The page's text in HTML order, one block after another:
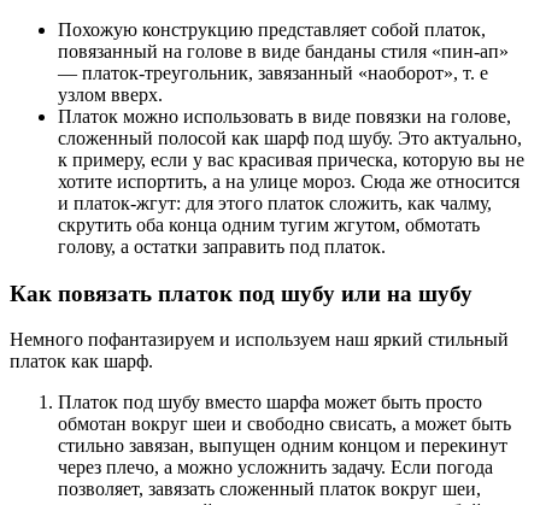
Похожую конструкцию представляет собой платок,
повязанный на голове в виде банданы стиля «пин-ап»
— платок-треугольник, завязанный «наоборот», т. е
узлом вверх.
Платок можно использовать в виде повязки на голове,
сложенный полосой как шарф под шубу. Это актуально,
к примеру, если у вас красивая прическа, которую вы не
хотите испортить, а на улице мороз. Сюда же относится
и платок-жгут: для этого платок сложить, как чалму,
скрутить оба конца одним тугим жгутом, обмотать
голову, а остатки заправить под платок.
Как повязать платок под шубу или на шубу
Немного пофантазируем и используем наш яркий стильный
платок как шарф.
Платок под шубу вместо шарфа может быть просто
обмотан вокруг шеи и свободно свисать, а может быть
стильно завязан, выпущен одним концом и перекинут
через плечо, а можно усложнить задачу. Если погода
позволяет, завязать сложенный платок вокруг шеи,